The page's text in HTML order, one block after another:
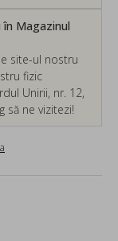
Magazinul
site-ul nostru
fizic
Unirii, nr. 12,
să ne vizitezi!